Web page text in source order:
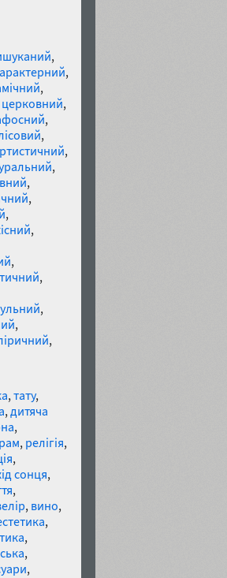
,
,
,
церковний,
,
,
,
,
,
,
,
,
,
,
,
,
,
,тату,
,дитяча
,
, релігія,
,
сонця,
,
, вино,
,
,
,
,